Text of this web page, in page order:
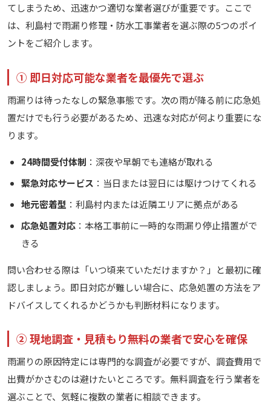
てしまうため、迅速かつ適切な業者選びが重要です。ここで
は、利島村で雨漏り修理・防水工事業者を選ぶ際の5つのポイ
ントをご紹介します。
① 即日対応可能な業者を最優先で選ぶ
雨漏りは待ったなしの緊急事態です。次の雨が降る前に応急処
置だけでも行う必要があるため、迅速な対応が何より重要にな
ります。
24時間受付体制 ：深夜や早朝でも連絡が取れる
緊急対応サービス ：当日または翌日には駆けつけてくれる
地元密着型 ：利島村内または近隣エリアに拠点がある
応急処置対応：本格工事前に一時的な雨漏り停止措置がで
きる
問い合わせる際は「いつ頃来ていただけますか？」と最初に確
認しましょう。即日対応が難しい場合に、応急処置の方法をア
ドバイスしてくれるかどうかも判断材料になります。
② 現地調査・見積もり無料の業者で安心を確保
雨漏りの原因特定には専門的な調査が必要ですが、調査費用で
出費がかさむのは避けたいところです。無料調査を行う業者を
選ぶことで、気軽に複数の業者に相談できます。